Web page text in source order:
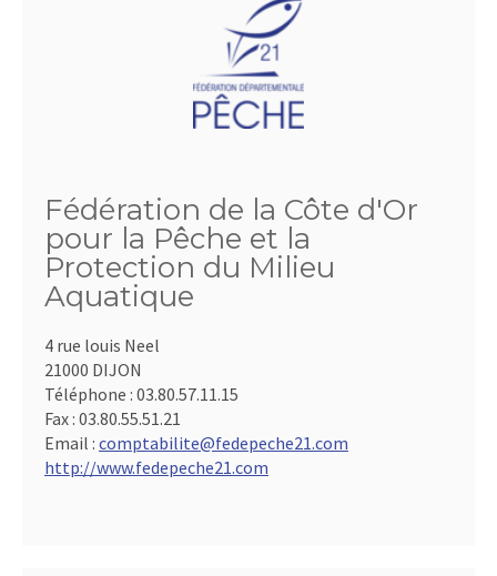
Fédération de la Côte d'Or
pour la Pêche et la
Protection du Milieu
Aquatique
4 rue louis Neel
21000 DIJON
Téléphone : 03.80.57.11.15
Fax : 03.80.55.51.21
Email : comptabilite@fedepeche21.com
http://www.fedepeche21.com